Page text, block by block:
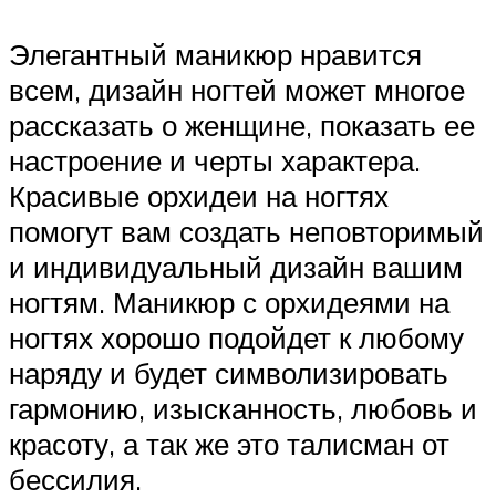
Элегантный маникюр нравится
всем, дизайн ногтей может многое
рассказать о женщине, показать ее
настроение и черты характера.
Красивые орхидеи на ногтях
помогут вам создать неповторимый
и индивидуальный дизайн вашим
ногтям. Маникюр с орхидеями на
ногтях хорошо подойдет к любому
наряду и будет символизировать
гармонию, изысканность, любовь и
красоту, а так же это талисман от
бессилия.